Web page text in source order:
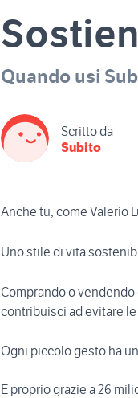
Quando usi
Scritto da
Subito
Anche tu, come Valerio
Uno stile di vita
Comprando o
contribuisci ad evitare
Ogni piccolo gesto ha
E proprio grazie a 26